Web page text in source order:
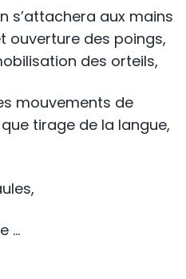
s’attachera aux mains
ouverture des poings,
des orteils,
mouvements de
tirage de la langue,
…